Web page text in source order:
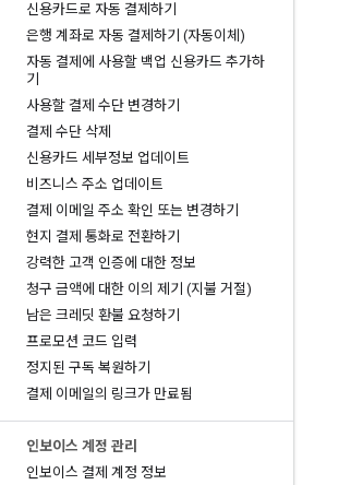
신용카드로 자동 결제하기
은행 계좌로 자동 결제하기 (자동이체)
자동 결제에 사용할 백업 신용카드 추가하
기
사용할 결제 수단 변경하기
결제 수단 삭제
신용카드 세부정보 업데이트
비즈니스 주소 업데이트
결제 이메일 주소 확인 또는 변경하기
현지 결제 통화로 전환하기
강력한 고객 인증에 대한 정보
청구 금액에 대한 이의 제기 (지불 거절)
남은 크레딧 환불 요청하기
프로모션 코드 입력
정지된 구독 복원하기
결제 이메일의 링크가 만료됨
인보이스 계정 관리
인보이스 결제 계정 정보